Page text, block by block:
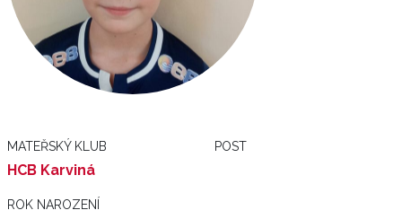
MATEŘSKÝ KLUB
HCB Karviná
POST
ROK NAROZENÍ